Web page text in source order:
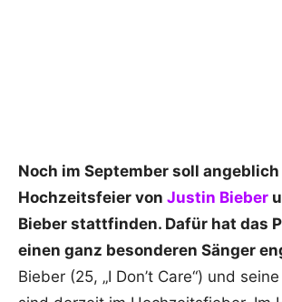
Noch im September soll
Hochzeitsfeier von Justin Bieber
Bieber stattfinden. Dafür hat das
einen ganz besonderen Sänger
Bieber (25, „I Don’t Care“) und